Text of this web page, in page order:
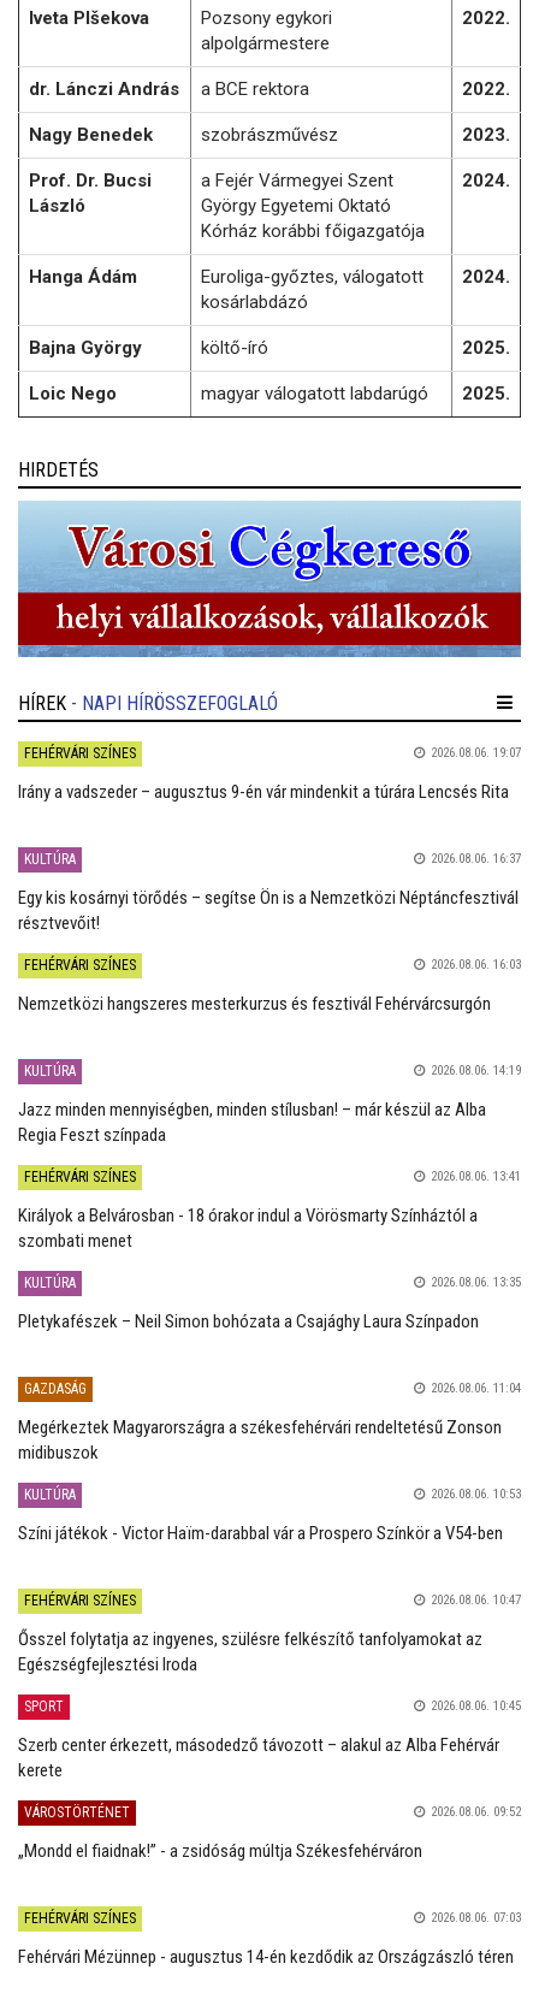
Iveta Plšekova
Pozsony egykori
alpolgármestere
2022.
dr. Lánczi András a BCE rektora 2022.
Nagy Benedek szobrászművész 2023.
Prof. Dr. Bucsi
László
a Fejér Vármegyei Szent
György Egyetemi Oktató
Kórház korábbi főigazgatója
2024.
Hanga Ádám
Euroliga-győztes, válogatott
kosárlabdázó
2024.
Bajna György költő-író 2025.
Loic Nego magyar válogatott labdarúgó 2025.
HIRDETÉS
HÍREK - NAPI HÍRÖSSZEFOGLALÓ
FEHÉRVÁRI SZÍNES 2026.08.06. 19:07
Irány a vadszeder – augusztus 9-én vár mindenkit a túrára Lencsés Rita
KULTÚRA 2026.08.06. 16:37
Egy kis kosárnyi törődés – segítse Ön is a Nemzetközi Néptáncfesztivál
résztvevőit!
FEHÉRVÁRI SZÍNES 2026.08.06. 16:03
Nemzetközi hangszeres mesterkurzus és fesztivál Fehérvárcsurgón
KULTÚRA 2026.08.06. 14:19
Jazz minden mennyiségben, minden stílusban! – már készül az Alba
Regia Feszt színpada
FEHÉRVÁRI SZÍNES 2026.08.06. 13:41
Királyok a Belvárosban - 18 órakor indul a Vörösmarty Színháztól a
szombati menet
KULTÚRA 2026.08.06. 13:35
Pletykafészek – Neil Simon bohózata a Csajághy Laura Színpadon
GAZDASÁG 2026.08.06. 11:04
Megérkeztek Magyarországra a székesfehérvári rendeltetésű Zonson
midibuszok
KULTÚRA 2026.08.06. 10:53
Színi játékok - Victor Haïm-darabbal vár a Prospero Színkör a V54-ben
FEHÉRVÁRI SZÍNES 2026.08.06. 10:47
Ősszel folytatja az ingyenes, szülésre felkészítő tanfolyamokat az
Egészségfejlesztési Iroda
SPORT 2026.08.06. 10:45
Szerb center érkezett, másodedző távozott – alakul az Alba Fehérvár
kerete
VÁROSTÖRTÉNET 2026.08.06. 09:52
„Mondd el fiaidnak!” - a zsidóság múltja Székesfehérváron
FEHÉRVÁRI SZÍNES 2026.08.06. 07:03
Fehérvári Mézünnep - augusztus 14-én kezdődik az Országzászló téren